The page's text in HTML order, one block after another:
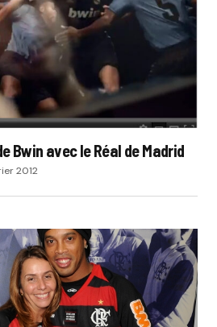
Bwin avec le Réal de Madrid
2012